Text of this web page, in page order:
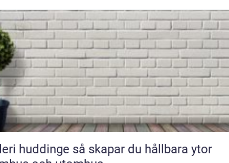
så skapar du hållbara ytor